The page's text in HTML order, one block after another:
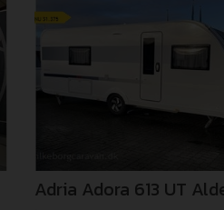
Adria Adora 613 UT